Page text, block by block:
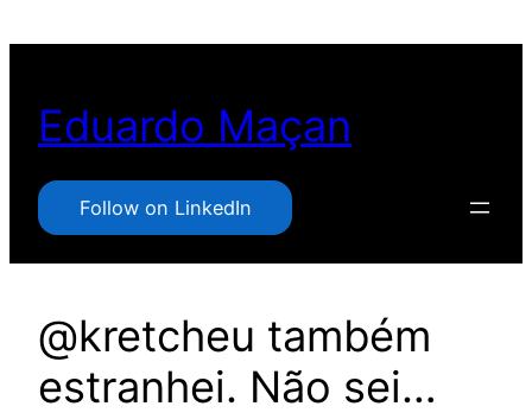
conteúdo
Eduardo Maçan
Follow on LinkedIn
@kretcheu também
estranhei. Não sei…